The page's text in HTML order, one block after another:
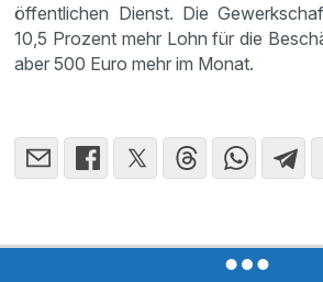
öffentlichen Dienst. Die
10,5 Prozent mehr Lohn für die
aber 500 Euro mehr im Monat.